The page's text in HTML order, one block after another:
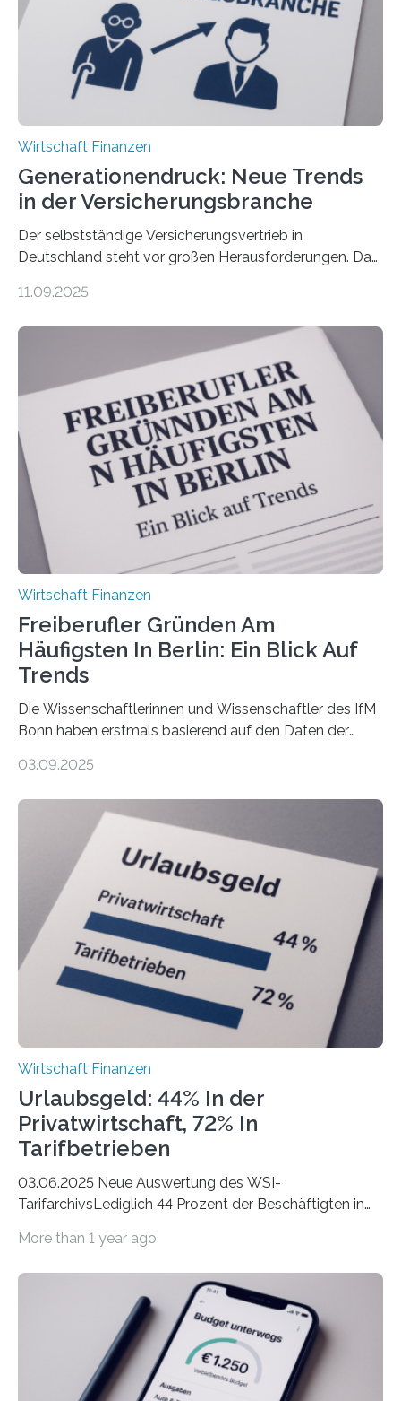
Wirtschaft Finanzen
Generationendruck: Neue Trends
in der Versicherungsbranche
Der selbstständige Versicherungsvertrieb in
Deutschland steht vor großen Herausforderungen. Das
Dr. Matthias Beenken und Prof. Dr. Lukas Linnenbrink
Bundesverbands Deutscher Versicherungskaufleute e.V.
durchgeführt haben. Die Studie basiert auf den
Antworten von 1.440 selbstständigen
Versicherungsvertreter*innen und -makler*innen. Ein
Ergebnis: Deutlich mehr als die Hälfte der Befragten ist
über 50 Jahre alt und wird in den nächsten Jahren eine
Nachfolgeregelung benötigen. Aber nur ein Drittel hat
bereits Regelungen…
11.09.2025
Wirtschaft Finanzen
Freiberufler Gründen Am
Häufigsten In Berlin: Ein Blick Auf
Trends
Die Wissenschaftlerinnen und Wissenschaftler des IfM
Bonn haben erstmals basierend auf den Daten der
Landkreise mit den meisten Gründungen von
ist demnach Berlin. Betrachtet man nur die Gründungen
der Freiberuflerinnen, so liegt Leipzig an der Spitze. In
Berlin starteten in 2024 die meisten Personen in eine
eigene freiberufliche Existenz, dahinter folgten die
Städte Hamburg, München und Köln. Betrachtet man
hingegen die Existenzgründungsintensität – die Anzahl
der freiberuflichen Gründungen je…
03.09.2025
Wirtschaft Finanzen
Urlaubsgeld: 44% In der
Privatwirtschaft, 72% In
Tarifbetrieben
03.06.2025 Neue Auswertung des WSI-
TarifarchivsLediglich 44 Prozent der Beschäftigten in
tarifgebundenen Betrieben ist der Anteil mit 72 Prozent
Unterkünfte fast überall deutlich teurer geworden. Für
viele Beschäftigte ist deshalb das zumeist im Juni oder
Juli ausgezahlte Urlaubsgeld ein wichtiger Faktor, um
sich den wohlverdienten Jahresurlaub leisten zu
können. Allerdings erhält mit 44 Prozent noch nicht
einmal die Hälfte aller Beschäftigten in der
More than 1 year ago